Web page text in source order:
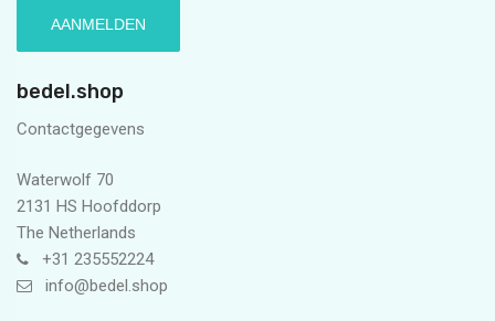
bedel.shop
Contactgegevens
Waterwolf 70
2131 HS Hoofddorp
The Netherlands
+31 235552224
info@bedel.shop